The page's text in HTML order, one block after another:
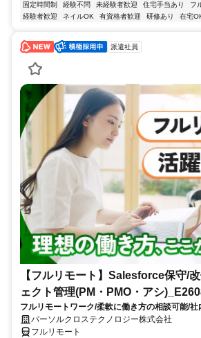
固定時間制
経験不問 未経験者歓迎 住宅手当あり フ
経験者歓迎
ネイルOK 有資格者歓迎 研修あり 在宅
派遣社員
【フルリモート】Salesforce保守/
ェクト管理(PM・PMO・アシ
フルリモートワーク/柔軟に働き方の相談可能/
で安定して働ける/残業少なめ（10時間以内）/9
務
パーソルクロステクノロジー株式会社
フルリモート